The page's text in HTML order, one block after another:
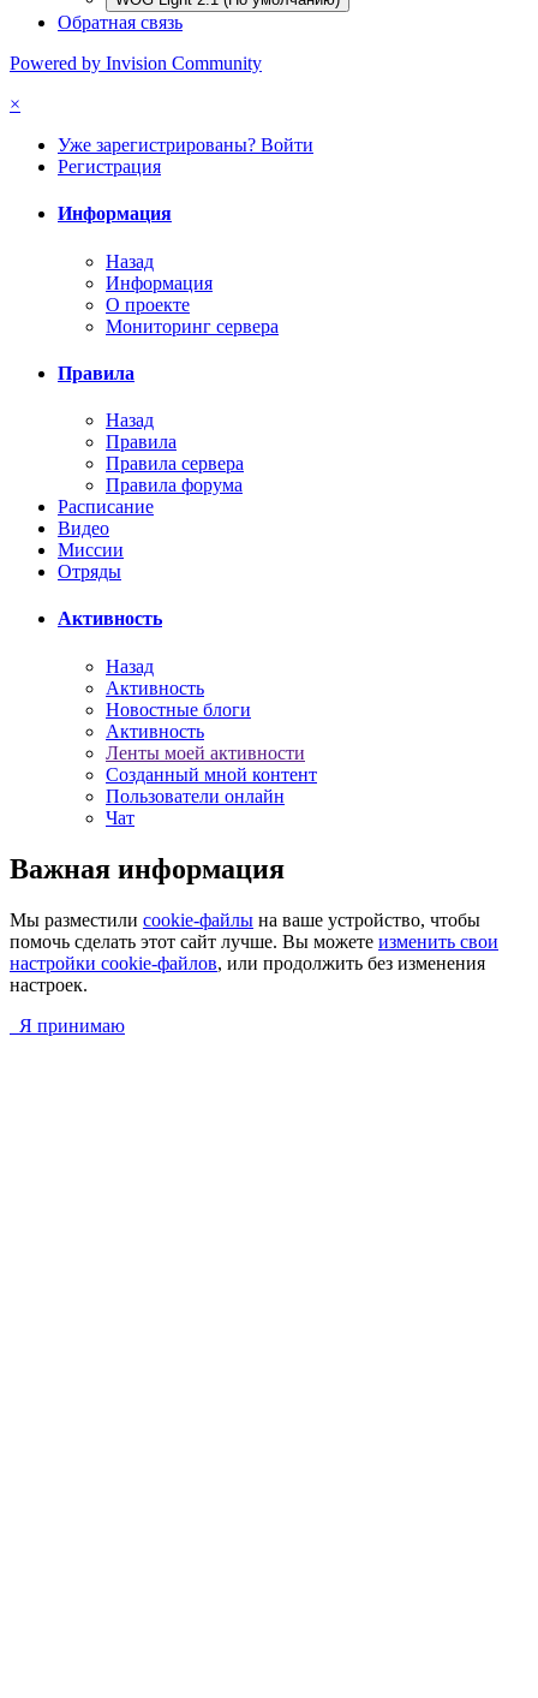
Обратная связь
Powered by Invision Community
×
Уже зарегистрированы? Войти
Регистрация
Информация
Назад
Информация
О проекте
Мониторинг сервера
Правила
Назад
Правила
Правила сервера
Правила форума
Расписание
Видео
Миссии
Отряды
Активность
Назад
Активность
Новостные блоги
Активность
Ленты моей активности
Созданный мной контент
Пользователи онлайн
Чат
Важная информация
Мы разместили cookie-файлы на ваше устройство, чтобы
помочь сделать этот сайт лучше. Вы можете изменить свои
настройки cookie-файлов, или продолжить без изменения
настроек.
Я принимаю